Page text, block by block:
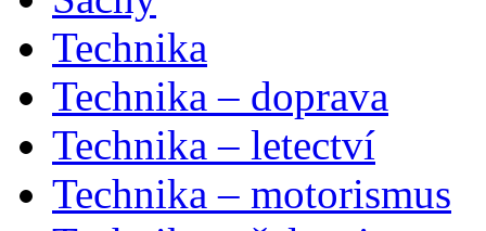
Technika
Technika – doprava
Technika – letectví
Technika – motorismus